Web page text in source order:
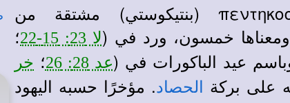
يُدعى البنطقستي πεντηκοστή (بنتيكوستي) مشتقة من
لا 23: 15-22 ؛
عيد الباكورات في (عد 28: 26 ؛ خر
على بركة الحصاد. مؤخرًا حسبه اليهود